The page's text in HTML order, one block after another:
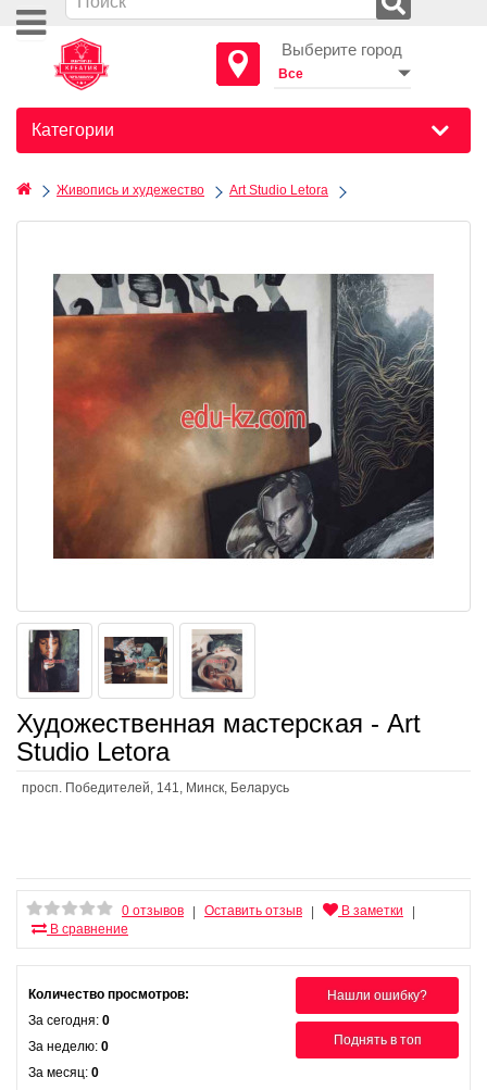
Выберите город
Категории
Живопись и худежество Art Studio Letora
Художественная мастерская - Art
Studio Letora
просп. Победителей, 141, Минск, Беларусь
0 отзывов Оставить отзыв В заметки
В сравнение
Нашли ошибку?
Поднять в топ
Количество просмотров:
За сегодня: 0
За неделю: 0
За месяц: 0